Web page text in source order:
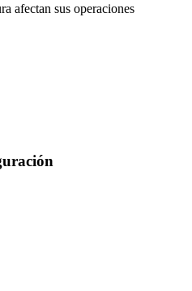
afectan sus operaciones